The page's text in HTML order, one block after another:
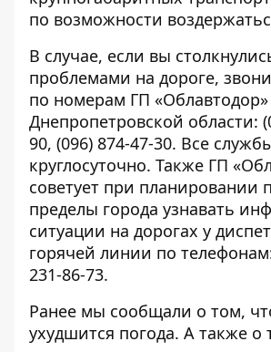
по возможности
В случае, если вы
проблемами на дороге,
по номерам ГП
Днепропетровской области:
90, (096) 874-47-30. Все
круглосуточно. Также ГП
советует при планировании
пределы города узнавать
ситуации на дорогах у
горячей линии по
231-86-73.
Ранее мы сообщали о том,
ухудшится погода. А также о